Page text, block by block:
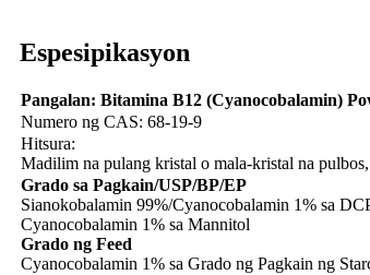
Espesipikasyon
Pangalan: Bitamina B12 (Cyanocobalamin)
Numero ng CAS: 68-19-9
Hitsura:
Madilim na pulang kristal o mala-kristal na pulbos,
Grado sa Pagkain/USP/BP/EP
Sianokobalamin 99%/Cyanocobalamin 1% sa
Cyanocobalamin 1% sa Mannitol
Grado ng Feed
Cyanocobalamin 1% sa Grado ng Pagkain ng